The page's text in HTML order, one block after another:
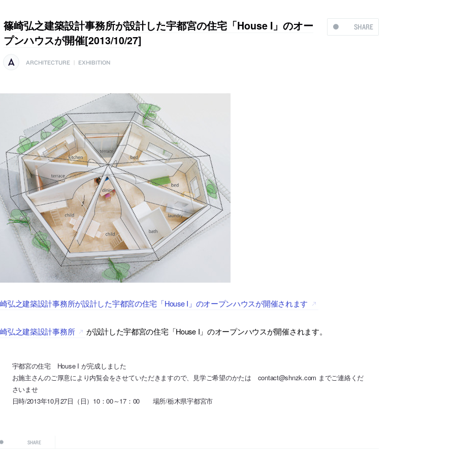
SHARE
篠崎弘之建築設計事務所が設計した宇都宮の住宅「House I」のオー
プンハウスが開催[2013/10/27]
ARCHITECTURE | EXHIBITION
弘之建築設計事務所が設計した宇都宮の住宅「House I」のオープンハウスが開催されます
弘之建築設計事務所 が設計した宇都宮の住宅「House I」のオープンハウスが開催されます。
宇都宮の住宅 House I が完成しました
お施主さんのご厚意により内覧会をさせていただきますので、見学ご希望のかたは contact@shnzk.com までご連絡くだ
さいませ
日時/2013年10月27日（日）10：00～17：00 場所/栃木県宇都宮市
SHARE